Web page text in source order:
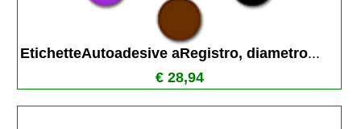
EtichetteAutoadesive aRegistro, diametro...
€ 28,94